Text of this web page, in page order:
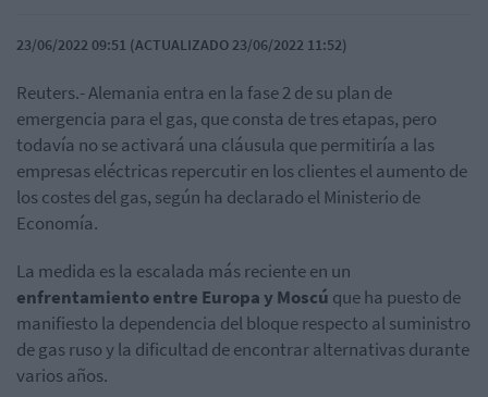
23/06/2022 09:51 (ACTUALIZADO 23/06/2022 11:52)
Reuters.- Alemania entra en la fase 2 de su plan de
emergencia para el gas, que consta de tres etapas, pero
todavía no se activará una cláusula que permitiría a las
empresas eléctricas repercutir en los clientes el aumento de
los costes del gas, según ha declarado el Ministerio de
Economía.
La medida es la escalada más reciente en un
enfrentamiento entre Europa y Moscú que ha puesto de
manifiesto la dependencia del bloque respecto al suministro
de gas ruso y la dificultad de encontrar alternativas durante
varios años.